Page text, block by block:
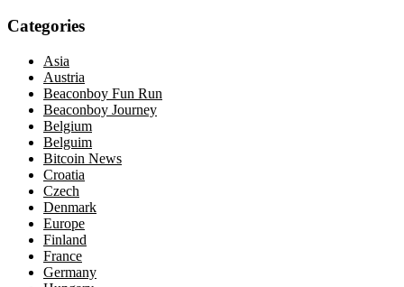
Categories
Asia
Austria
Beaconboy Fun Run
Beaconboy Journey
Belgium
Belguim
Bitcoin News
Croatia
Czech
Denmark
Europe
Finland
France
Germany